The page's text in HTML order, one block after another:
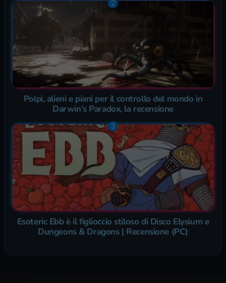
Polpi, alieni e piani per il controllo del mondo in
Darwin’s Paradox, la recensione
Esoteric Ebb è il figlioccio stiloso di Disco Elysium e
Dungeons & Dragons | Recensione (PC)